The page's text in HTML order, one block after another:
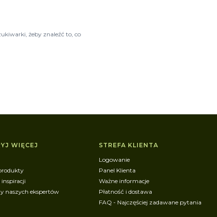
żeby znaleźć to, co
WIĘCEJ
inspiracji
naszych ekspertów
STREFA KLIENTA
Logowanie
Panel Klienta
Ważne informacje
Płatność i dostawa
FAQ - Najczęściej zadawane pytania